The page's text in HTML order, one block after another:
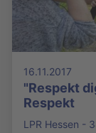
16.11.2017
"Respekt
Respekt
LPR Hessen -